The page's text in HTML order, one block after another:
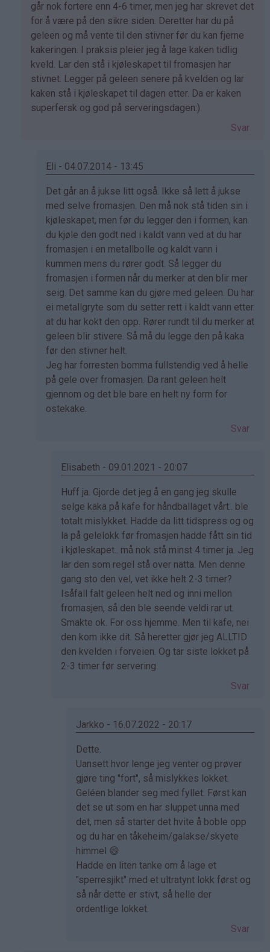
av
ailo
(ikke
bekreftet)
går nok fortere enn 4-6 timer, men jeg har skrevet det
for å være på den sikre siden. Deretter har du på
geleen og må vente til den stivner før du kan fjerne
kakeringen. I praksis pleier jeg å lage kaken tidlig
kveld. Lar den stå i kjøleskapet til fromasjen har
stivnet. Legger på geleen senere på kvelden og lar
kaken stå i kjøleskapet til dagen etter. Da er kaken
superfersk og god på serveringsdagen:)
Svar
Eli - 04.07.2014 - 13:45
Som
svar
på
av
Kristine
-
Det…
Det går an å jukse litt også. Ikke så lett å jukse
med selve fromasjen. Den må nok stå tiden sin i
kjøleskapet, men før du legger den i formen, kan
du kjøle den godt ned i kaldt vann ved at du har
fromasjen i en metallbolle og kaldt vann i
kummen mens du rører godt. Så legger du
fromasjen i formen når du merker at den blir mer
seig. Det samme kan du gjøre med geleen. Du har
ei metallgryte som du setter rett i kaldt vann etter
at du har kokt den opp. Rører rundt til du merker at
geleen blir stivere. Så må du legge den på kaka
før den stivner helt.
Jeg har forresten bomma fullstendig ved å helle
på gele over fromasjen. Da rant geleen helt
gjennom og det ble bare en helt ny form for
ostekake.
Svar
Elisabeth - 09.01.2021 - 20:07
Som
svar
på
av
Eli
(ikke
bekreftet)
Huff ja. Gjorde det jeg å en gang jeg skulle
selge kaka på kafe for håndballaget vårt.. ble
totalt mislykket. Hadde da litt tidspress og og
la på gelelokk før fromasjen hadde fått sin tid
i kjøleskapet.. må nok stå minst 4 timer ja. Jeg
lar den som regel stå over natta. Men denne
gang sto den vel, vet ikke helt 2-3 timer?
Isåfall falt geleen helt ned og inni mellon
fromasjen, så den ble seende veldi rar ut.
Smakte ok. For oss hjemme. Men til kafe, nei
den kom ikke dit. Så heretter gjør jeg ALLTID
den kvelden i forveien. Og tar siste lokket på
2-3 timer før servering.
Svar
Jarkko - 16.07.2022 - 20:17
Som
svar
på
av
Elisabeth
(ikke
bekreftet)
Dette.
Uansett hvor lenge jeg venter og prøver
gjøre ting "fort", så mislykkes lokket.
Geléen blander seg med fyllet. Først kan
det se ut som en har sluppet unna med
det, men så starter det hvite å boble opp
og du har en tåkeheim/galakse/skyete
himmel 😄
Hadde en liten tanke om å lage et
"sperresjikt" med et ultratynt lokk først og
så når dette er stivt, så helle der
ordentlige lokket.
Svar